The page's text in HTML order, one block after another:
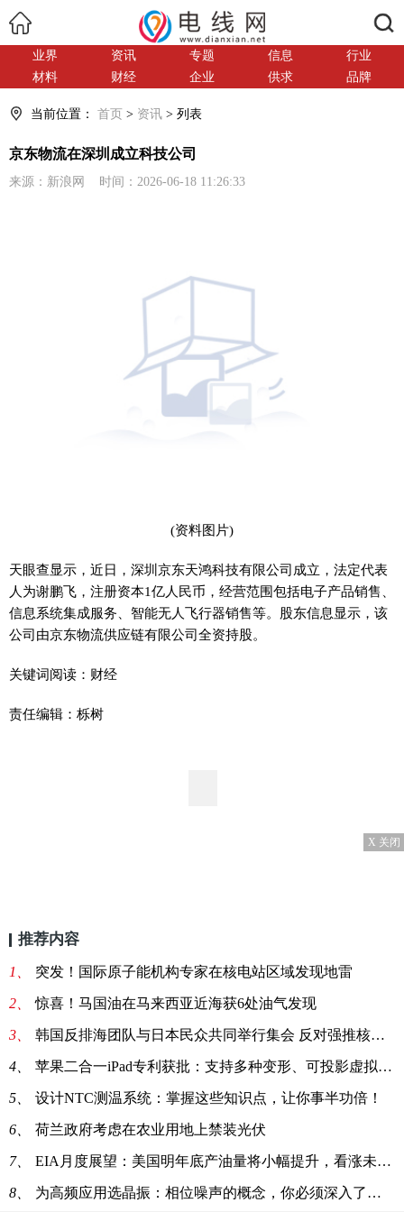
业界 资讯 专题 信息
行业
材料
财经 企业 供求 品牌
当前位置： 首页 > 资讯 > 列表
京东物流在深圳成立科技公司
来源：新浪网 时间：2026-06-18 11:26:33
(资料图片)
天眼查显示，近日，深圳京东天鸿科技有限公司成立，法定代表
人为谢鹏飞，注册资本1亿人民币，经营范围包括电子产品销售、
信息系统集成服务、智能无人飞行器销售等。股东信息显示，该
公司由京东物流供应链有限公司全资持股。
关键词阅读：财经
责任编辑：栎树
X 关闭
推荐内容
1、 突发！国际原子能机构专家在核电站区域发现地雷
2、 惊喜！马国油在马来西亚近海获6处油气发现
3、 韩国反排海团队与日本民众共同举行集会 反对强推核污染水排海
4、 苹果二合一iPad专利获批：支持多种变形、可投影虚拟键盘
5、 设计NTC测温系统：掌握这些知识点，让你事半功倍！
6、 荷兰政府考虑在农业用地上禁装光伏
7、 EIA月度展望：美国明年底产油量将小幅提升，看涨未来油价
8、 为高频应用选晶振：相位噪声的概念，你必须深入了解一下！